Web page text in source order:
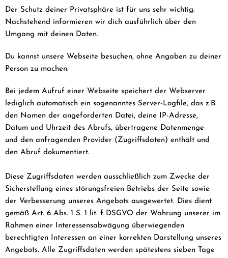
Der Schutz deiner Privatsphäre ist für uns sehr wichtig.
Nachstehend informieren wir dich ausführlich über den
Umgang mit deinen Daten.
Du kannst unsere Webseite besuchen, ohne Angaben zu deiner
Person zu machen.
Bei jedem Aufruf einer Webseite speichert der Webserver
lediglich automatisch ein sogenanntes Server-Logfile, das z.B.
den Namen der angeforderten Datei, deine IP-Adresse,
Datum und Uhrzeit des Abrufs, übertragene Datenmenge
und den anfragenden Provider (Zugriffsdaten) enthält und
den Abruf dokumentiert.
Diese Zugriffsdaten werden ausschließlich zum Zwecke der
Sicherstellung eines störungsfreien Betriebs der Seite sowie
der Verbesserung unseres Angebots ausgewertet. Dies dient
gemäß Art. 6 Abs. 1 S. 1 lit. f DSGVO der Wahrung unserer im
Rahmen einer Interessensabwägung überwiegenden
berechtigten Interessen an einer korrekten Darstellung unseres
Angebots. Alle Zugriffsdaten werden spätestens sieben Tage